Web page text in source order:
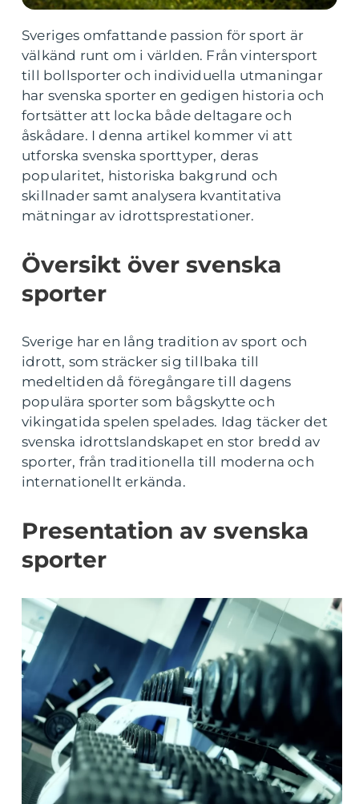
Sveriges omfattande passion för sport är
välkänd runt om i världen. Från vintersport
till bollsporter och individuella utmaningar
har svenska sporter en gedigen historia och
fortsätter att locka både deltagare och
åskådare. I denna artikel kommer vi att
utforska svenska sporttyper, deras
popularitet, historiska bakgrund och
skillnader samt analysera kvantitativa
mätningar av idrottsprestationer.
Översikt över svenska
sporter
Sverige har en lång tradition av sport och
idrott, som sträcker sig tillbaka till
medeltiden då föregångare till dagens
populära sporter som bågskytte och
vikingatida spelen spelades. Idag täcker det
svenska idrottslandskapet en stor bredd av
sporter, från traditionella till moderna och
internationellt erkända.
Presentation av svenska
sporter